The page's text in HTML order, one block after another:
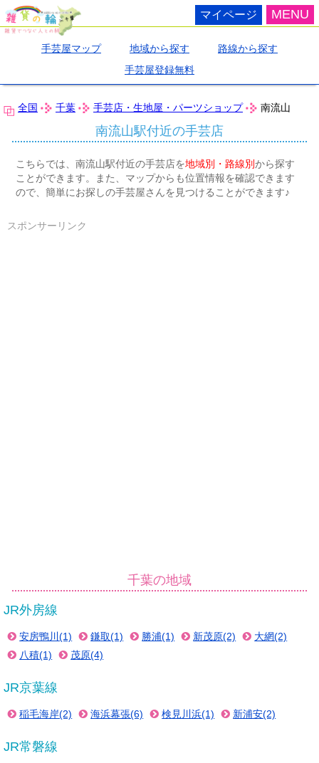
MENU
マイページ
手芸屋マップ 地域から探す
路線から探す
手芸屋登録無料
全国 千葉 手芸店・生地屋・パーツショップ 南流山
南流山駅付近の手芸店
こちらでは、南流山駅付近の手芸店を地域別・路線別から探す
ことができます。また、マップからも位置情報を確認できます
ので、簡単にお探しの手芸屋さんを見つけることができます♪
スポンサーリンク
千葉の地域
JR外房線
安房鴨川(1) 鎌取(1) 勝浦(1) 新茂原(2)
大網(2)
八積(1)
茂原(4)
JR京葉線
稲毛海岸(2) 海浜幕張(6) 検見川浜(1) 新浦安(2)
JR常磐線